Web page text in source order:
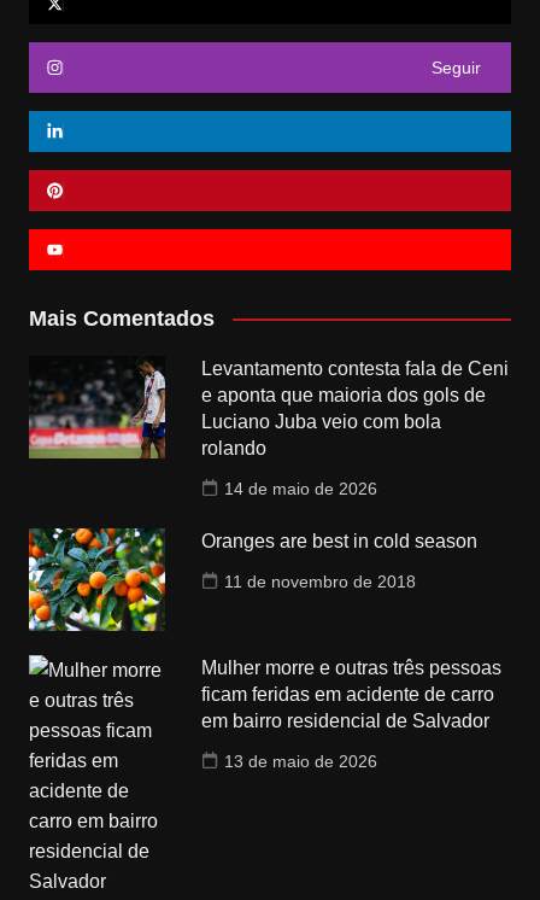
Seguir
Mais Comentados
Levantamento contesta fala de Ceni
e aponta que maioria dos gols de
Luciano Juba veio com bola
rolando
14 de maio de 2026
Oranges are best in cold season
11 de novembro de 2018
Mulher morre e outras três pessoas
ficam feridas em acidente de carro
em bairro residencial de Salvador
13 de maio de 2026